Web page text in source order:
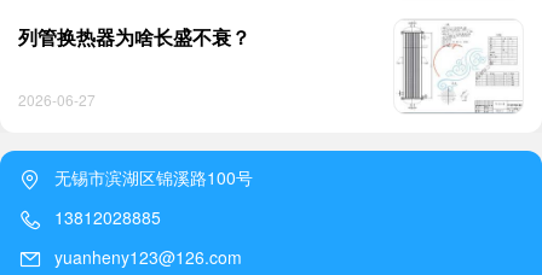
列管换热器为啥长盛不衰？
2026-06-27
无锡市滨湖区锦溪路100号
13812028885
yuanheny123@126.com